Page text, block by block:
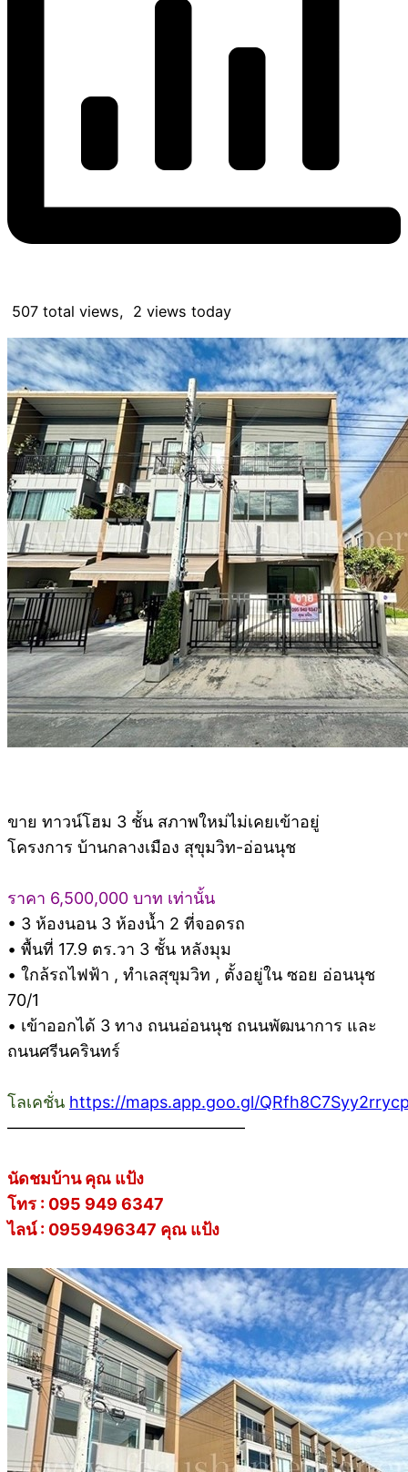
507 total views, 2 views today
ขาย ทาวน์โฮม 3 ชั้น สภาพใหม่ไม่เคยเข้าอยู่
โครงการ บ้านกลางเมือง สุขุมวิท-อ่อนนุช
ราคา 6,500,000 บาท เท่านั้น
• 3 ห้องนอน 3 ห้องน้ำ 2 ที่จอดรถ
• พื้นที่ 17.9 ตร.วา 3 ชั้น หลังมุม
• ใกล้รถไฟฟ้า , ทำเลสุขุมวิท , ตั้งอยู่ใน ซอย อ่อนนุช
70/1
• เข้าออกได้ 3 ทาง ถนนอ่อนนุช ถนนพัฒนาการ และ
ถนนศรีนครินทร์
โลเคชั่น https://maps.app.goo.gl/
——————————————–
นัดชมบ้าน คุณ แป้ง
โทร : 095 949 6347
ไลน์ : 0959496347 คุณ แป้ง